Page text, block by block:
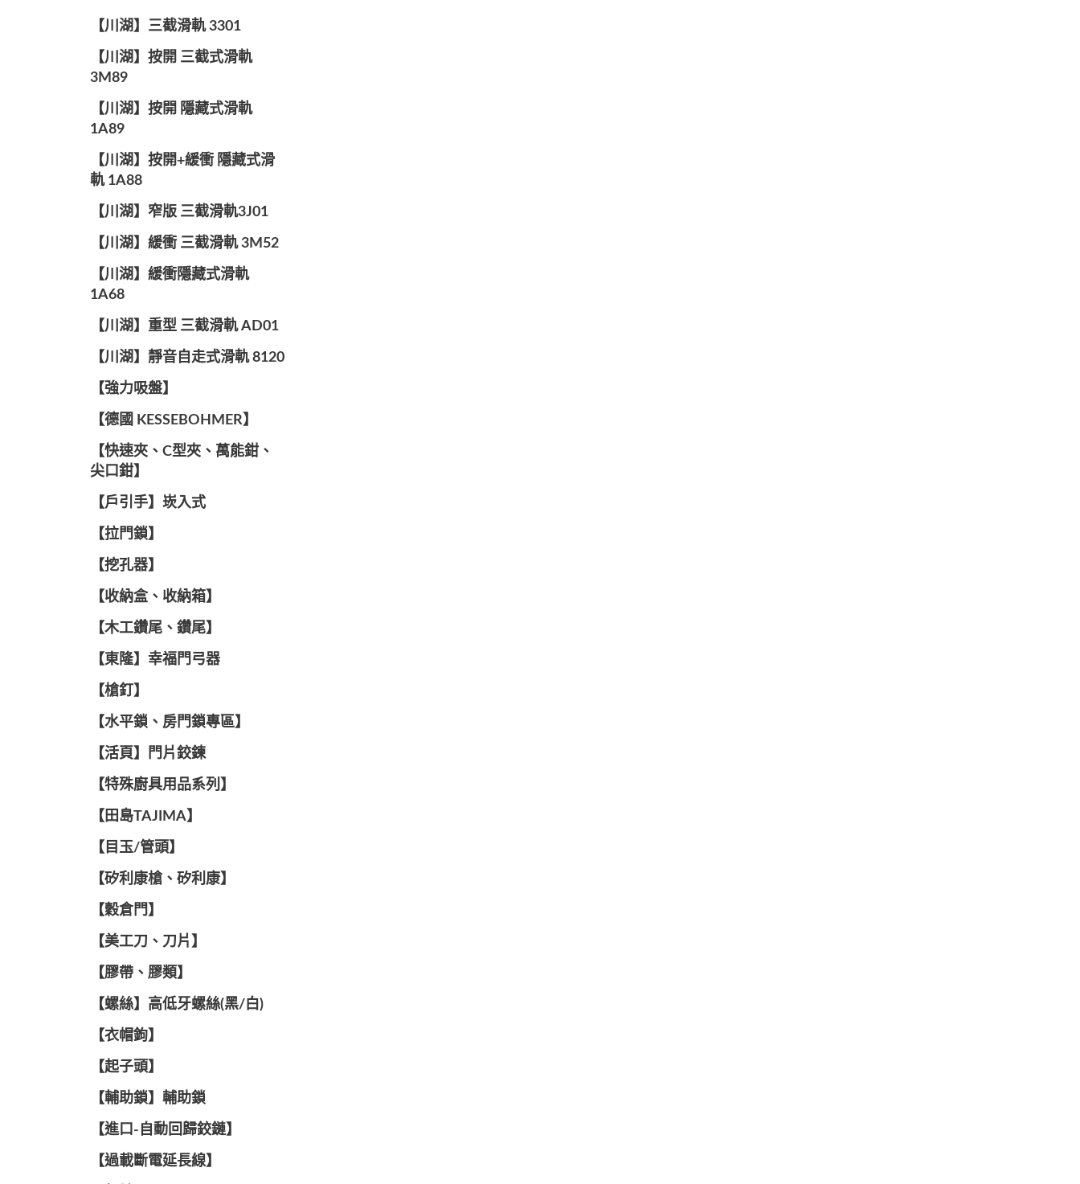
【川湖】三截滑軌 3301
【川湖】按開 三截式滑軌
3M89
【川湖】按開 隱藏式滑軌
1A89
【川湖】按開+緩衝 隱藏式滑
軌 1A88
【川湖】窄版 三截滑軌3J01
【川湖】緩衝 三截滑軌 3M52
【川湖】緩衝隱藏式滑軌
1A68
【川湖】重型 三截滑軌 AD01
【川湖】靜音自走式滑軌 8120
【強力吸盤】
【德國 KESSEBOHMER】
【快速夾、C型夾、萬能鉗、
尖口鉗】
【戶引手】崁入式
【拉門鎖】
【挖孔器】
【收納盒、收納箱】
【木工鑽尾、鑽尾】
【東隆】幸福門弓器
【槍釘】
【水平鎖、房門鎖專區】
【活頁】門片鉸鍊
【特殊廚具用品系列】
【田島TAJIMA】
【目玉/管頭】
【矽利康槍、矽利康】
【穀倉門】
【美工刀、刀片】
【膠帶、膠類】
【螺絲】高低牙螺絲(黑/白)
【衣帽鉤】
【起子頭】
【輔助鎖】輔助鎖
【進口-自動回歸鉸鏈】
【過載斷電延長線】